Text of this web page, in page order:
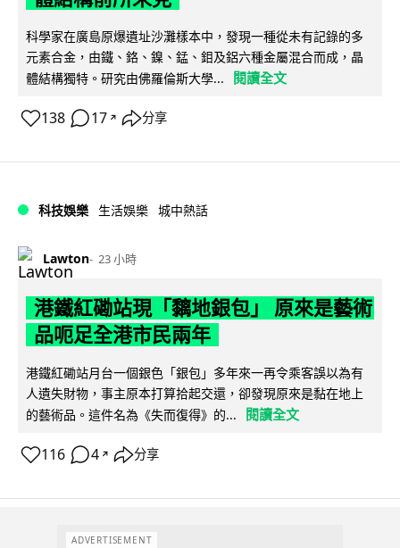
科學家在廣島原爆遺址沙灘樣本中，發現一種從未有記錄的多
元素合金，由鐵、鉻、鎳、錳、鉬及鋁六種金屬混合而成，晶
體結構獨特。研究由佛羅倫斯大學...
閱讀全文
138 17 ↗ 分享
科技娛樂 生活娛樂 城中熱話
Lawton 23 小時
港鐵紅磡站現「黐地銀包」 原來是藝術
品呃足全港市民兩年
港鐵紅磡站月台一個銀色「銀包」多年來一再令乘客誤以為有
人遺失財物，事主原本打算拾起交還，卻發現原來是黏在地上
的藝術品。這件名為《失而復得》的...
閱讀全文
116 4 ↗ 分享
ADVERTISEMENT